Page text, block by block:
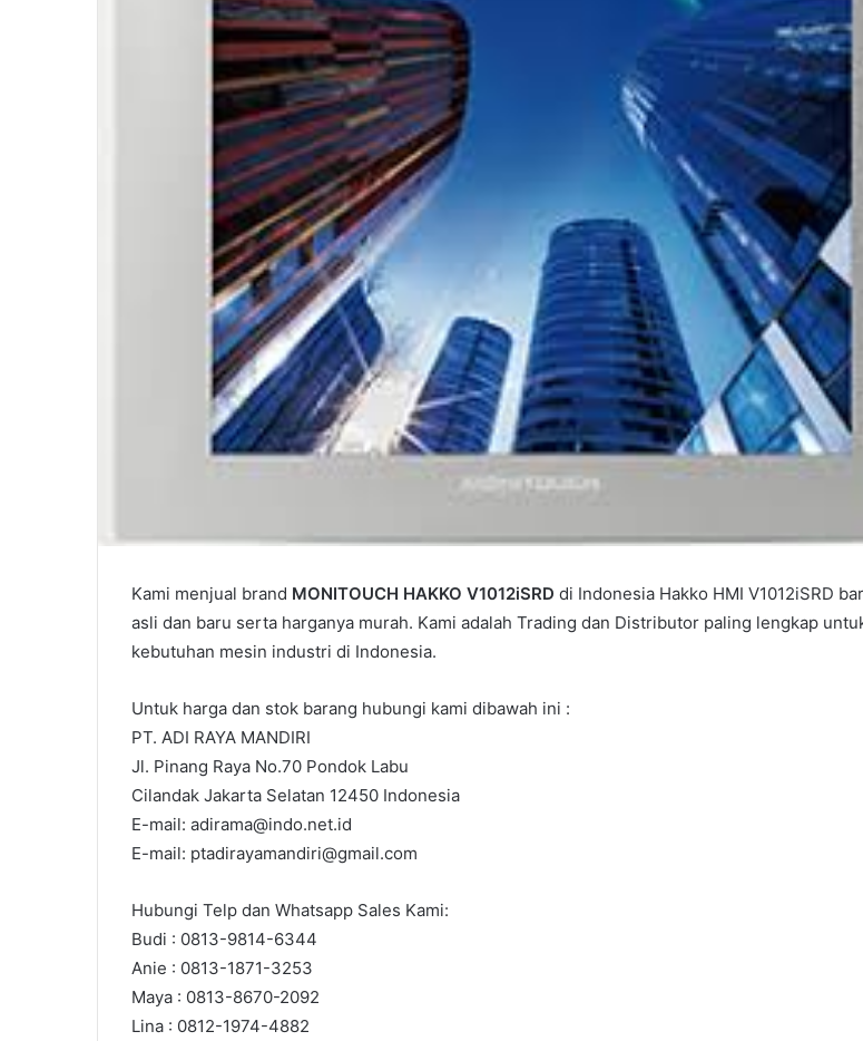
Kami menjual brand MONITOUCH HAKKO V1012iSRD di Indonesia Hakko HMI V1012iSRD
asli dan baru serta harganya murah. Kami adalah Trading dan Distributor paling lengkap
kebutuhan mesin industri di Indonesia.
Untuk harga dan stok barang hubungi kami dibawah ini :
PT. ADI RAYA MANDIRI
Jl. Pinang Raya No.70 Pondok Labu
Cilandak Jakarta Selatan 12450 Indonesia
E-mail: adirama@indo.net.id
E-mail: ptadirayamandiri@gmail.com
Hubungi Telp dan Whatsapp Sales Kami:
Budi : 0813-9814-6344
Anie : 0813-1871-3253
Maya : 0813-8670-2092
Lina : 0812-1974-4882